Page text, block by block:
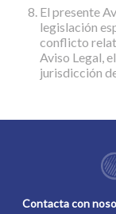
El presente
legislación
conflicto
Aviso Legal,
jurisdicción
Contacta con